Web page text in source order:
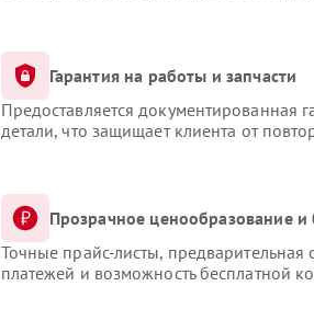
Гарантия на работы и запчасти
Предоставляется документированная
детали, что защищает клиента от
Прозрачное ценообразование и
Точные прайс-листы, предварительная
платежей и возможность бесплатной